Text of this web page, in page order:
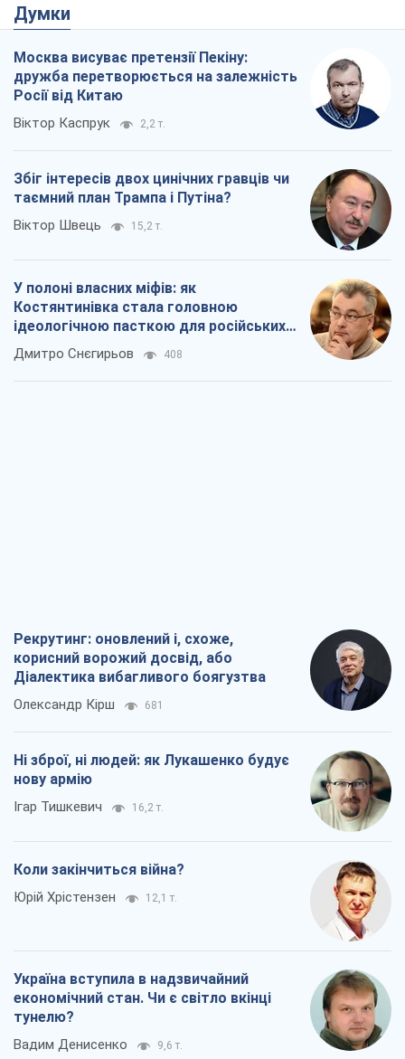
Думки
Москва висуває претензії Пекіну:
дружба перетворюється на залежність
Росії від Китаю
Віктор Каспрук 2,2 т.
Збіг інтересів двох цинічних гравців чи
таємний план Трампа і Путіна?
Віктор Швець 15,2 т.
У полоні власних міфів: як
Костянтинівка стала головною
ідеологічною пасткою для російських
окупантів
Дмитро Снєгирьов 408
Рекрутинг: оновлений і, схоже,
корисний ворожий досвід, або
Діалектика вибагливого боягузтва
Олександр Кірш 681
Ні зброї, ні людей: як Лукашенко будує
нову армію
Ігар Тишкевич 16,2 т.
Коли закінчиться війна?
Юрій Хрістензен 12,1 т.
Україна вступила в надзвичайний
економічний стан. Чи є світло вкінці
тунелю?
Вадим Денисенко 9,6 т.